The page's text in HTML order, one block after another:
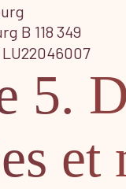
B 118 349
5.
et